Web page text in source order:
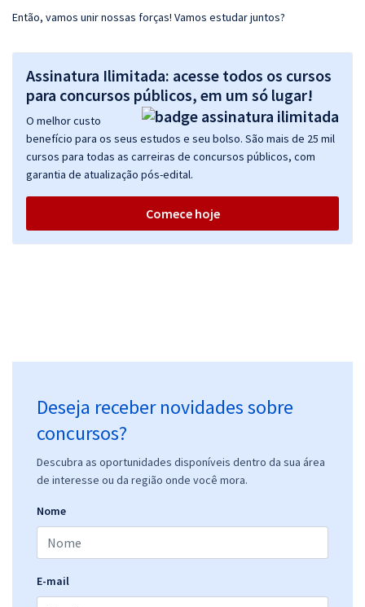
Então, vamos unir nossas forças! Vamos estudar juntos?
Assinatura Ilimitada: acesse todos os cursos
para concursos públicos, em um só lugar!
O melhor custo
benefício para os seus estudos e seu bolso. São mais de 25 mil
cursos para todas as carreiras de concursos públicos, com
garantia de atualização pós-edital.
Comece hoje
Deseja receber novidades sobre
concursos?
Descubra as oportunidades disponíveis dentro da sua área
de interesse ou da região onde você mora.
Nome
E-mail